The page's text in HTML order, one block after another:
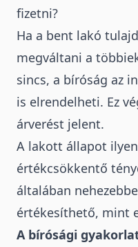
fizetni?
Ha a bent lakó
megváltani a
sincs, a bíróság az
is elrendelheti. Ez
árverést jelent.
A lakott állapot
értékcsökkentő
általában
értékesíthető, mint
A bírósági